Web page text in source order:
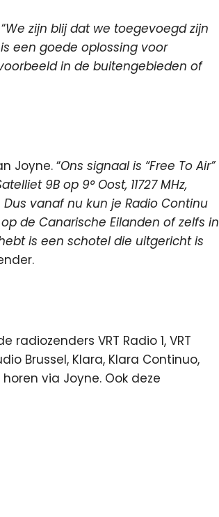
We zijn blij dat we toegevoegd zijn
een goede oplossing voor
in de buitengebieden of
Joyne. “Ons signaal is “Free To Air”
9B op 9° Oost, 11727 MHz,
Dus vanaf nu kun je Radio Continu
de Canarische Eilanden of zelfs in
is een schotel die uitgericht is
VRT Radio 1, VRT
Brussel, Klara, Klara Continuo,
via Joyne. Ook deze